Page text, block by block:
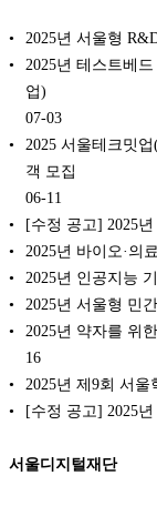
2025년 서울형
2025년 테스트베
업)
07-03
2025 서울테크밋
객 모집
06-11
[수정 공고] 2025
2025년 바이오·의
2025년 인공지능
2025년 서울형 민
2025년 약자를 위
16
2025년 제9회 서울
[수정 공고] 2025
서울디지털재단